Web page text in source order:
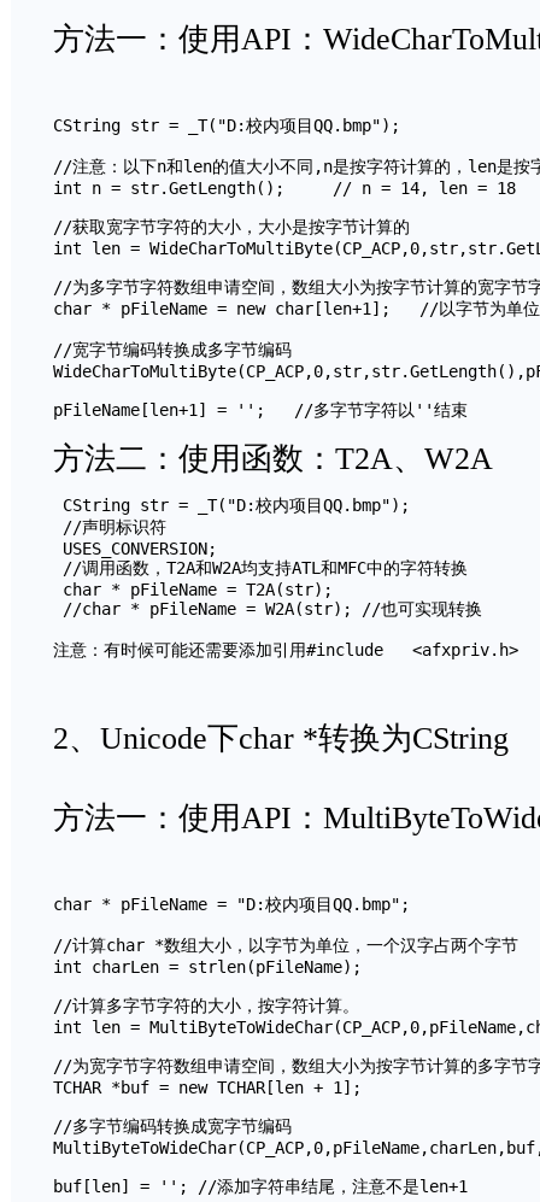
方法一：使用API：
CString str = _T("D:校内项目QQ.bmp");
//注意：以下n和len的值大小不同,n是按字符计算的，len是按
int n = str.GetLength();     // n = 14, len = 18
//获取宽字节字符的大小，大小是按字节计算的
int len =
//为多字节字符数组申请空间，数组大小为按字节计算的宽字节
char * pFileName = new char[len+1];   //以字节为单位
//宽字节编码转换成多字节编码
方法二：使用函数：T2A、
CString str = _T("D:校内项目QQ.bmp");
//声明标识符
USES_CONVERSION;
//调用函数，T2A和W2A均支持ATL和MFC中的字符转换
char * pFileName = T2A(str);
//char * pFileName = W2A(str); //也可实现转换
注意：有时候可能还需要添加引用#include   <afxpriv.h>
2、Unicode下char *转换为CString
方法一：使用API：
char * pFileName = "D:校内项目QQ.bmp";
//计算char *数组大小，以字节为单位，一个汉字占两个字节
int charLen = strlen(pFileName);
//计算多字节字符的大小，按字符计算。
int len =
//为宽字节字符数组申请空间，数组大小为按字节计算的多字节
TCHAR *buf = new TCHAR[len + 1];
//多字节编码转换成宽字节编码
buf[len] = ''; //添加字符串结尾，注意不是len+1